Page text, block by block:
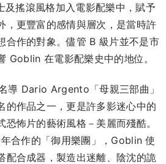
搖滾風格加入電影配樂中，賦予
，更豐富的感情與層次，是當時許
合作的對象。儘管 B 級片並不是市
Goblin 在電影配樂史中的地位。
導 Dario Argento「母親三部曲」
的作品之一，更是許多影迷心中的
恐怖片的藝術風格－美麗而殘酷。
合作的「御用樂團」，Goblin 使
配合成器，製造出迷離、陰沈的詭